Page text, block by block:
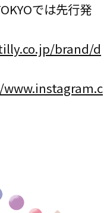
では先行発
brand/d